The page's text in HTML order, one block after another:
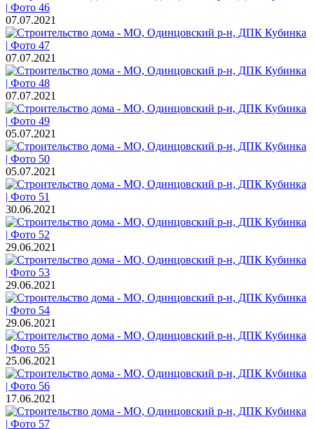
07.07.2021
07.07.2021
07.07.2021
05.07.2021
05.07.2021
30.06.2021
29.06.2021
29.06.2021
29.06.2021
25.06.2021
17.06.2021